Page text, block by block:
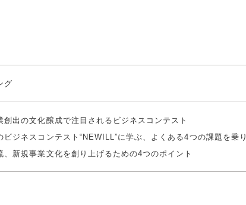
グ
創出の文化醸成で注目されるビジネスコンテスト
ビジネスコンテスト“NEWILL”に学ぶ、よくある4つの課題を乗
、新規事業文化を創り上げるための4つのポイント